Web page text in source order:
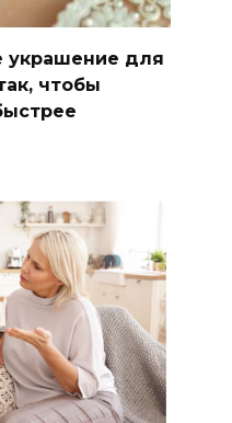
украшение для
чтобы